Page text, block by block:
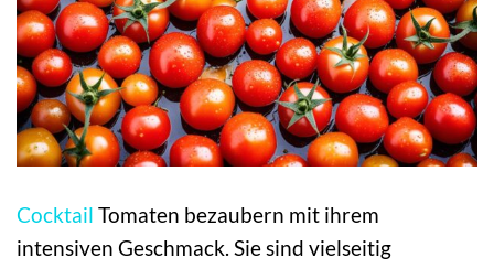
Cocktail Tomaten bezaubern mit ihrem
intensiven Geschmack. Sie sind vielseitig